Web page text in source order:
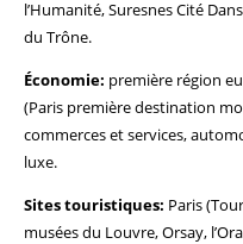
l’Humanité, Suresnes Cité
du Trône.
Économie: première région
(Paris première destination
commerces et services,
luxe.
Sites touristiques: Paris
musées du Louvre, Orsay,